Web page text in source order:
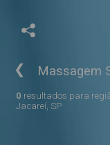
❮ Massagem
0 resultados para
Jacareí, SP